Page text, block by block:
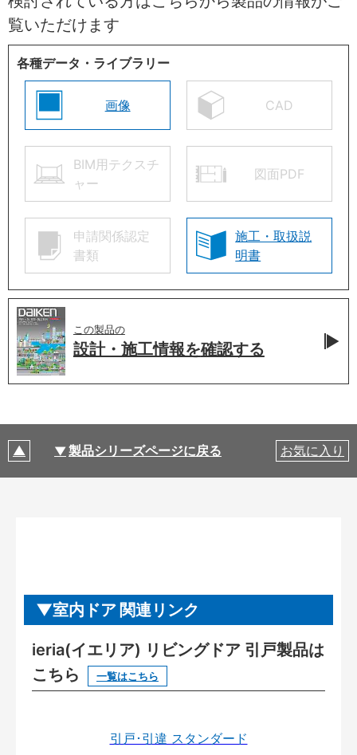
覧いただけます
各種データ・ライブラリー
画像 CAD
BIM用テクスチ
ャー
図面PDF
申請関係認定
書類
施工・取扱説
明書
この製品の
設計・施工情報を確認する
製品シリーズページに戻る お気に入り
室内ドア 関連リンク
ieria(イエリア) リビングドア 引戸製品は
こちら
一覧はこちら
引戸･引違 スタンダード